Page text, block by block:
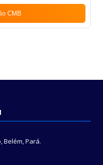
CMB
Belém, Pará.